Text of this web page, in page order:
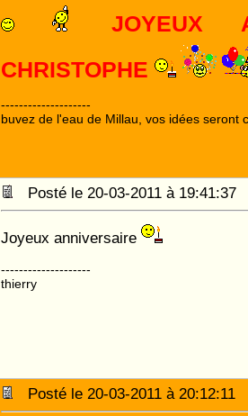
JOYEUX
CHRISTOPHE
--------------------
buvez de l'eau de Millau, vos idées seront
Posté le 20-03-2011 à
Joyeux anniversaire
--------------------
thierry
Posté le 20-03-2011 à 20:12:11